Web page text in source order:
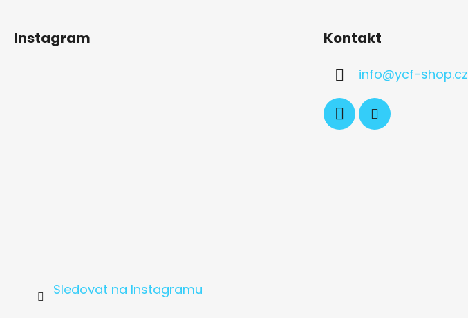
Instagram
Sledovat na Instagramu
Kontakt
info@ycf-shop.cz